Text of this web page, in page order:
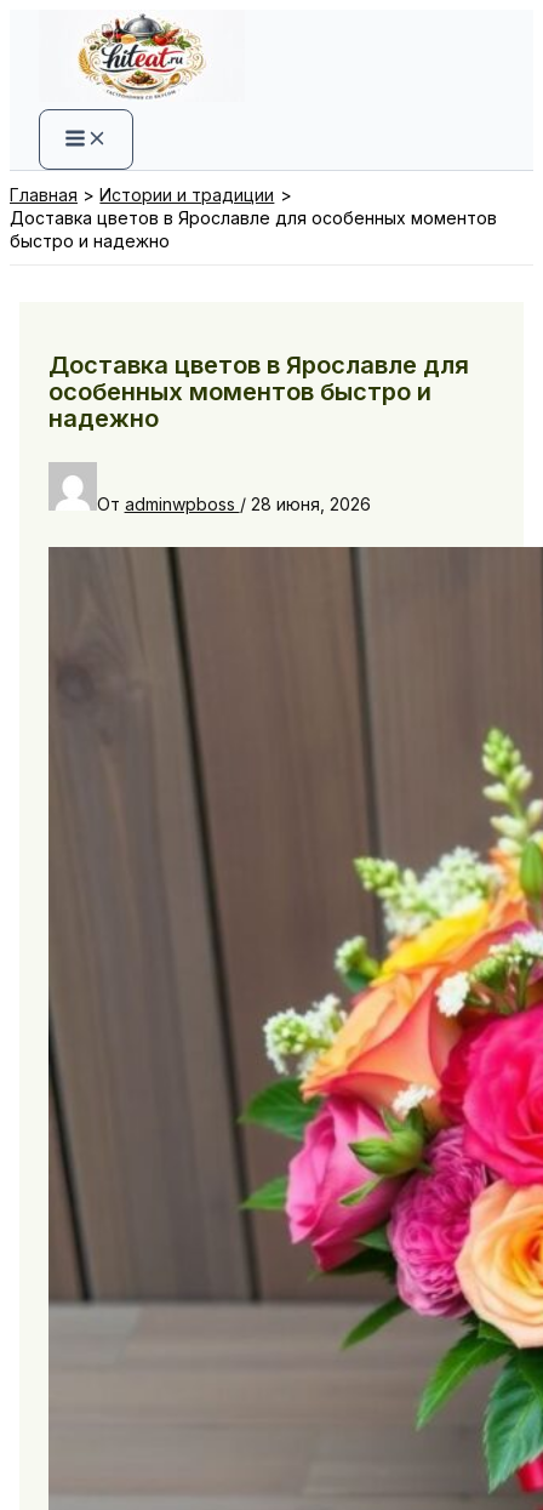
содержимому
Главная
Истории и традиции
Доставка цветов в Ярославле для особенных моментов
быстро и надежно
Доставка цветов в Ярославле для
особенных моментов быстро и
надежно
От adminwpboss / 28 июня, 2026